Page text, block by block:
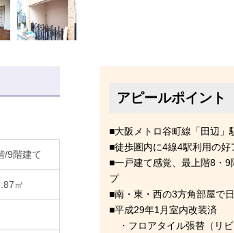
/9階建て
㎡
アピールポイント
■大阪メトロ谷町線「田辺」
■徒歩圏内に4線4駅利用の好
■一戸建て感覚、最上階8・
プ
■南・東・西の3方角部屋で
■平成29年1月室内改装済
・フロアタイル張替（リ